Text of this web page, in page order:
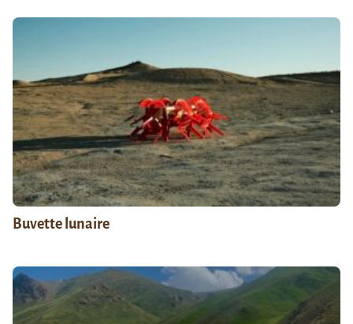
Buvette lunaire